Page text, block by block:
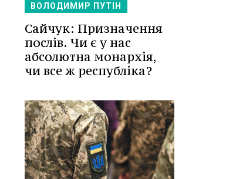
ВОЛОДИМИР ПУТІН
Сайчук: Призначення
послів. Чи є у нас
абсолютна монархія,
чи все ж республіка?